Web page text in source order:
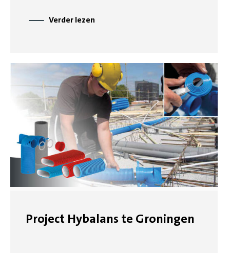
Verder lezen
Project Hybalans te Groningen